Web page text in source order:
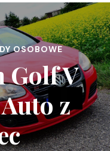
OSOBOWE
Golf V
z